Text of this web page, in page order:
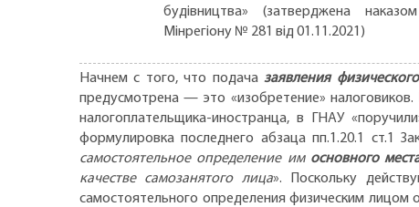
будівництва» (затверджена наказом
Мінрегіону № 281 від 01.11.2021)
Начнем с того, что подачазаявления
предусмотрена — это «изобретение»
налогоплательщика-иностранца, в ГНАУ
формулировка последнего абзаца пп.1.20.1 ст.1
самостоятельное определение им основного
качестве самозанятого лица». Поскольку
самостоятельного определения физическим лицом